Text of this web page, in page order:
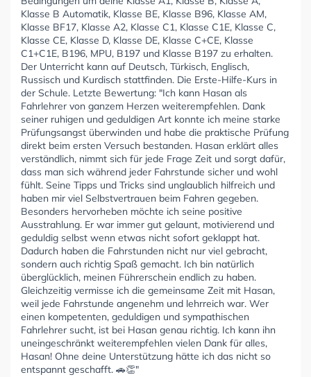
Klasse B Automatik, Klasse BE, Klasse B96, Klasse AM,
Klasse BF17, Klasse A2, Klasse C1, Klasse C1E, Klasse C,
Klasse CE, Klasse D, Klasse DE, Klasse C+CE, Klasse
C1+C1E, B196, MPU, B197 und Klasse B197 zu erhalten.
Der Unterricht kann auf Deutsch, Türkisch, Englisch,
Russisch und Kurdisch stattfinden. Die Erste-Hilfe-Kurs in
der Schule. Letzte Bewertung: "Ich kann Hasan als
Fahrlehrer von ganzem Herzen weiterempfehlen. Dank
seiner ruhigen und geduldigen Art konnte ich meine starke
Prüfungsangst überwinden und habe die praktische Prüfung
direkt beim ersten Versuch bestanden. Hasan erklärt alles
verständlich, nimmt sich für jede Frage Zeit und sorgt dafür,
dass man sich während jeder Fahrstunde sicher und wohl
fühlt. Seine Tipps und Tricks sind unglaublich hilfreich und
haben mir viel Selbstvertrauen beim Fahren gegeben.
Besonders hervorheben möchte ich seine positive
Ausstrahlung. Er war immer gut gelaunt, motivierend und
geduldig selbst wenn etwas nicht sofort geklappt hat.
Dadurch haben die Fahrstunden nicht nur viel gebracht,
sondern auch richtig Spaß gemacht. Ich bin natürlich
überglücklich, meinen Führerschein endlich zu haben.
Gleichzeitig vermisse ich die gemeinsame Zeit mit Hasan,
weil jede Fahrstunde angenehm und lehrreich war. Wer
einen kompetenten, geduldigen und sympathischen
Fahrlehrer sucht, ist bei Hasan genau richtig. Ich kann ihn
uneingeschränkt weiterempfehlen vielen Dank für alles,
Hasan! Ohne deine Unterstützung hätte ich das nicht so
entspannt geschafft. 🚗👏"